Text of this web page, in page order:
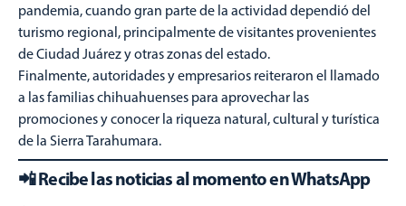
pandemia, cuando gran parte de la actividad dependió del
turismo regional, principalmente de visitantes provenientes
de Ciudad Juárez y otras zonas del estado.
Finalmente, autoridades y empresarios reiteraron el llamado
a las familias chihuahuenses para aprovechar las
promociones y conocer la riqueza natural, cultural y turística
de la Sierra Tarahumara.
📲 Recibe las noticias al momento en WhatsApp